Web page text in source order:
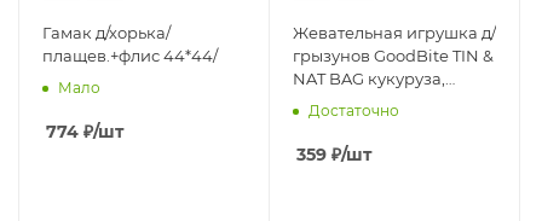
Гамак д/хорька/
плащев.+флис 44*44/
Мало
774 ₽/шт
Жевательная игрушка д/
грызунов GoodBite TIN &
NAT BAG кукуруза,
пластик
Достаточно
359 ₽/шт